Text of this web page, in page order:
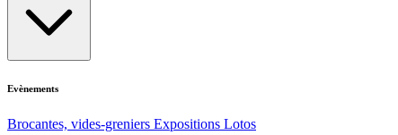
Evènements
Brocantes, vides-greniers Expositions Lotos